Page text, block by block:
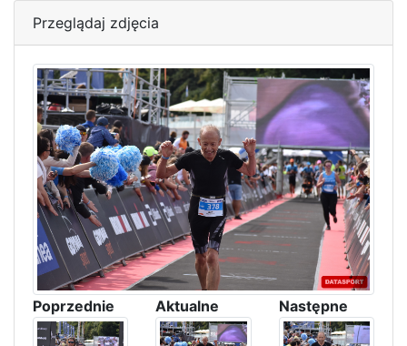
Przeglądaj zdjęcia
Poprzednie Aktualne Następne